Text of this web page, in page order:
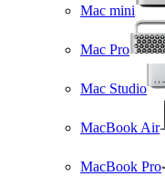
Mac mini
Mac Pro
Mac Studio
MacBook Air
MacBook Pro